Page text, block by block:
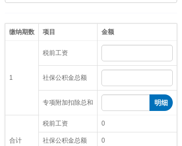
缴纳期数 项目 金额
1
税前工资
社保公积金总额
专项附加扣除总和 明细
合计
税前工资 0
社保公积金总额 0